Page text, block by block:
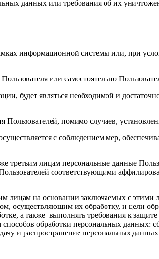
данных или требования об их
информационной системы или, при
или самостоятельно
являться необходимой и
помимо случаев,
с соблюдением мер,
третьим лицам персональные данные
соответствующими
лицам на основании заключаемых с этими
осуществляющим их обработку, и цели
а также выполнять требования к
обработки персональных данных:
и распространение персональных данных.